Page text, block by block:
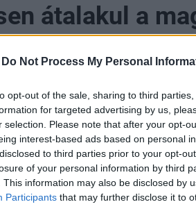
Do Not Process My Personal
opt-out of the sale, sharing to third
for targeted advertising by us,
selection. Please note that after your opt-
interest-based ads based on personal
to third parties prior to your opt-
of your personal information by third
This information may also be disclosed by
Participants that may further disclose it to
átalakul a
és
nél
16. 10:30
jöhet a HUN-REN-nél: a
szintű pluszjuttatást
a kialakítása folyamatban van